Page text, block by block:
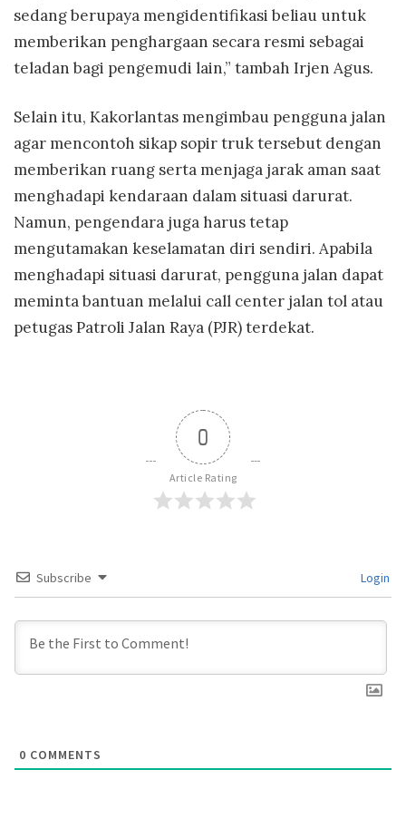
sedang berupaya mengidentifikasi beliau untuk
memberikan penghargaan secara resmi sebagai
teladan bagi pengemudi lain,” tambah Irjen Agus.
Selain itu, Kakorlantas mengimbau pengguna jalan
agar mencontoh sikap sopir truk tersebut dengan
memberikan ruang serta menjaga jarak aman saat
menghadapi kendaraan dalam situasi darurat.
Namun, pengendara juga harus tetap
mengutamakan keselamatan diri sendiri. Apabila
menghadapi situasi darurat, pengguna jalan dapat
meminta bantuan melalui call center jalan tol atau
petugas Patroli Jalan Raya (PJR) terdekat.
0
Article Rating
Subscribe Login
0 COMMENTS